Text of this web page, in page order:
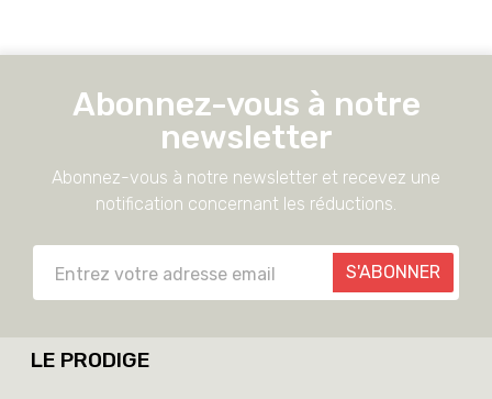
Abonnez-vous à notre
newsletter
Abonnez-vous à notre newsletter et recevez une
notification concernant les réductions.
S'ABONNER
LE PRODIGE